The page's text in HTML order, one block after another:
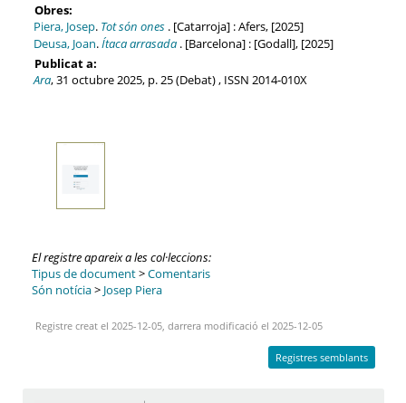
Obres:
Piera, Josep. Tot són ones. [Catarroja] : Afers, [2025]
Deusa, Joan.Ítaca arrasada. [Barcelona] : [Godall], [2025]
Publicat a:
Ara, 31 octubre 2025, p. 25 (Debat) , ISSN 2014-010X
El registre apareix a les col·leccions:
Tipus de document>Comentaris
Són notícia> Josep Piera
Registre creat el 2025-12-05, darrera modificació el 2025-12-05
Registres semblants